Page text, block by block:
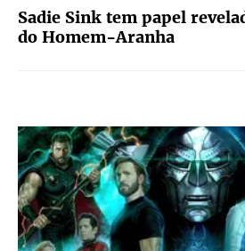
Sadie Sink tem papel
do Homem-Aranha